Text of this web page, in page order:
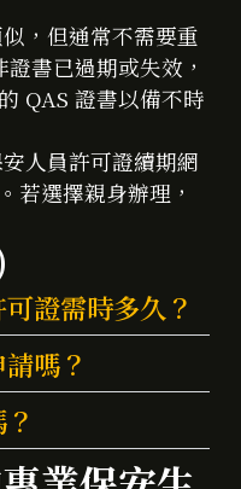
，但通常不需要重
書已過期或失效，
QAS 證書以備不時
人員許可證續期網
若選擇親身辦理，
證需時多久？
嗎？